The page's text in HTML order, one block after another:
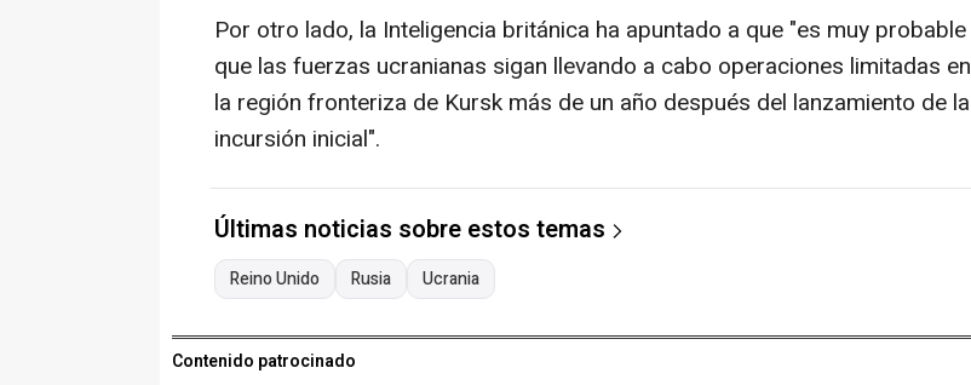
Por otro lado, la Inteligencia británica ha apuntado a que "es muy probable
que las fuerzas ucranianas sigan llevando a cabo operaciones limitadas en
la región fronteriza de Kursk más de un año después del lanzamiento de la
incursión inicial".
Últimas noticias sobre estos temas
Reino Unido Rusia Ucrania
Contenido patrocinado